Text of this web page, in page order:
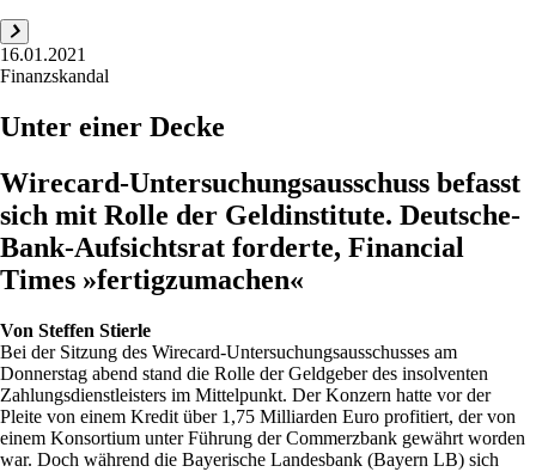
16.01.2021
Finanzskandal
Unter einer Decke
Wirecard-Untersuchungsausschuss befasst
sich mit Rolle der Geldinstitute. Deutsche-
Bank-Aufsichtsrat forderte, Financial
Times »fertigzumachen«
Von Steffen Stierle
Bei der Sitzung des Wirecard-Untersuchungsausschusses am
Donnerstag abend stand die Rolle der Geldgeber des insolventen
Zahlungsdienstleisters im Mittelpunkt. Der Konzern hatte vor der
Pleite von einem Kredit über 1,75 Milliarden Euro profitiert, der von
einem Konsortium unter Führung der Commerzbank gewährt worden
war. Doch während die Bayerische Landesbank (Bayern LB) sich